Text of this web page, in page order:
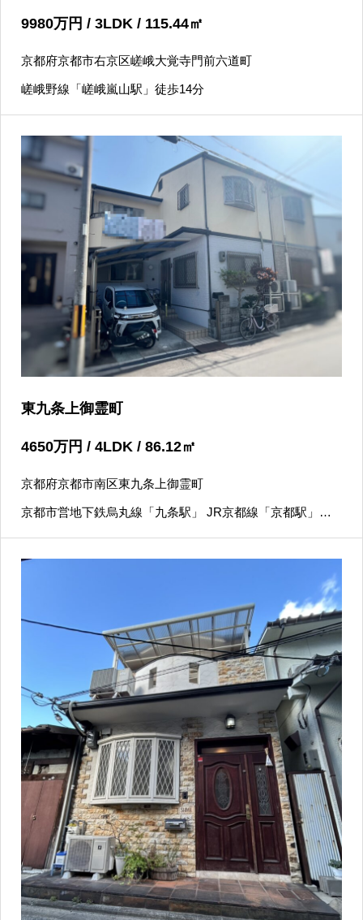
9980万円 / 3LDK / 115.44㎡
京都府京都市右京区嵯峨大覚寺門前六道町
嵯峨野線「嵯峨嵐山駅」徒歩14分
東九条上御霊町
4650万円 / 4LDK / 86.12㎡
京都府京都市南区東九条上御霊町
京都市営地下鉄烏丸線「九条駅」 JR京都線「京都駅」徒